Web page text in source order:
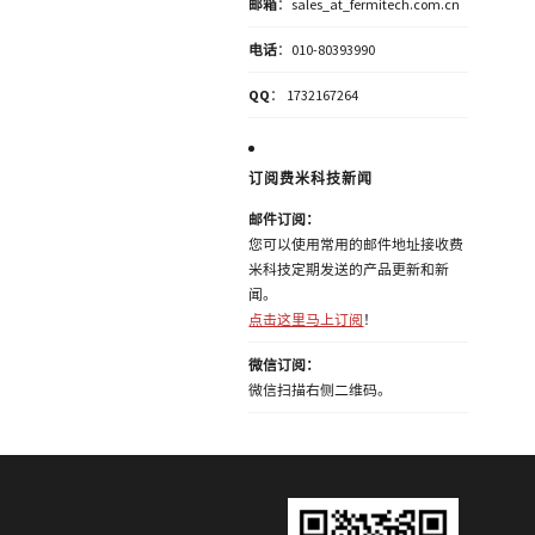
邮箱：sales_at_fermitech.com.cn
电话：010-80393990
QQ ： 1732167264
订阅费米科技新闻
邮件订阅：
您可以使用常用的邮件地址接收费
米科技定期发送的产品更新和新
闻。
点击这里马上订阅 ！
微信订阅：
微信扫描右侧二维码。